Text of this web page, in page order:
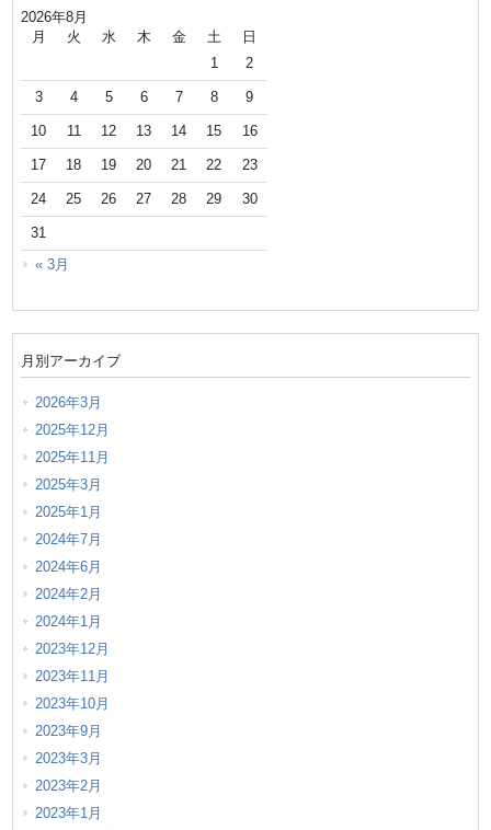
2026年8月
月 火 水 木 金 土
日
1
2
3 4 5 6 7 8 9
10 11 12 13 14 15 16
17 18 19 20 21 22 23
24 25 26 27 28 29 30
31
« 3月
月別アーカイブ
2026年3月
2025年12月
2025年11月
2025年3月
2025年1月
2024年7月
2024年6月
2024年2月
2024年1月
2023年12月
2023年11月
2023年10月
2023年9月
2023年3月
2023年2月
2023年1月